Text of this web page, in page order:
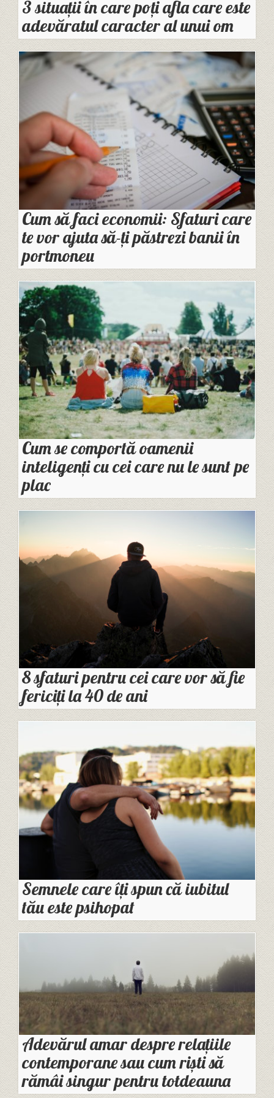
3 situații în care poți afla care este
adevăratul caracter al unui om
Cum să faci economii: Sfaturi care
te vor ajuta să-ți păstrezi banii în
portmoneu
Cum se comportă oamenii
inteligenți cu cei care nu le sunt pe
plac
8 sfaturi pentru cei care vor să fie
fericiți la 40 de ani
Semnele care îți spun că iubitul
tău este psihopat
Adevărul amar despre relațiile
contemporane sau cum riști să
rămâi singur pentru totdeauna